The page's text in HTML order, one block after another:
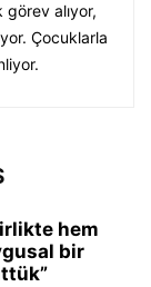
alıyor,
Çocuklarla
hem
bir